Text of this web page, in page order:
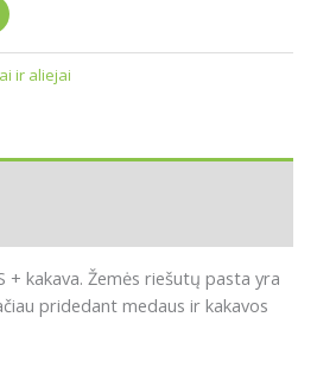
ir aliejai
+ kakava. Žemės riešutų pasta yra
pridedant medaus ir kakavos